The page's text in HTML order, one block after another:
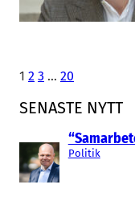
SENASTE NYTT
Politik
1 2 3 … 20